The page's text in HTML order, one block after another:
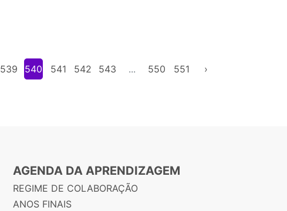
539 540 541 542 543 ... 550 551 ›
AGENDA DA APRENDIZAGEM
REGIME DE COLABORAÇÃO
ANOS FINAIS